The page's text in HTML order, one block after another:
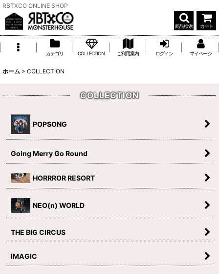
RBTXCO ONLINE SHOP
商品検索 カート
カテゴリ COLLECTION ご利用案内 ログイン マイページ
ホーム > COLLECTION
COLLECTION
POPSONG
Going Merry Go Round
HORRROR RESORT
NEO(n) WORLD
THE BIG CIRCUS
IMAGIC